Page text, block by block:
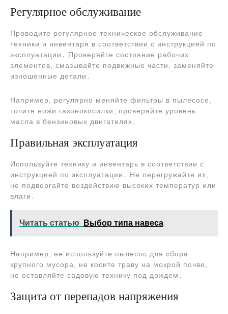
Регулярное обслуживание
Проводите регулярное техническое обслуживание
техники и инвентаря в соответствии с инструкцией по
эксплуатации․ Проверяйте состояние рабочих
элементов, смазывайте подвижные части, заменяйте
изношенные детали․
Например, регулярно меняйте фильтры в пылесосе,
точите ножи газонокосилки, проверяйте уровень
масла в бензиновых двигателях․
Правильная эксплуатация
Используйте технику и инвентарь в соответствии с
инструкцией по эксплуатации․ Не перегружайте их,
не подвергайте воздействию высоких температур или
влаги․
Читать статью Выбор типа навеса
Например, не используйте пылесос для сбора
крупного мусора, не косите траву на мокрой почве,
не оставляйте садовую технику под дождем․
Защита от перепадов напряжения